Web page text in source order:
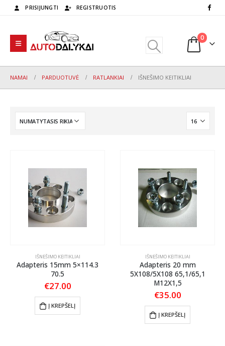
PRISIJUNGTI REGISTRUOTIS
0
NAMAI PARDUOTUVĖ RATLANKIAI IŠNEŠIMO KEITIKLIAI
IŠNEŠIMO KEITIKLIAI
Adapteris 15mm 5×114.3
70.5
€27.00
Į KREPŠELĮ
IŠNEŠIMO KEITIKLIAI
Adapteris 20 mm
5X108/5X108 65,1/65,1
M12X1,5
€35.00
Į KREPŠELĮ